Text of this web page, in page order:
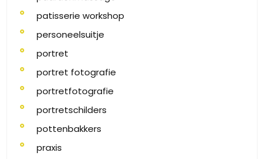
patisserie workshop
personeelsuitje
portret
portret fotografie
portretfotografie
portretschilders
pottenbakkers
praxis